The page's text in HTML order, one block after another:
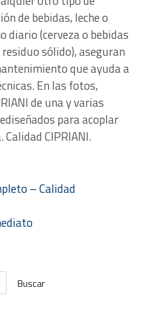
de bebidas, leche o
diario (cerveza o bebidas
sólido), aseguran
que ayuda a
En las fotos,
de una y varias
para acoplar
CIPRIANI.
– Calidad